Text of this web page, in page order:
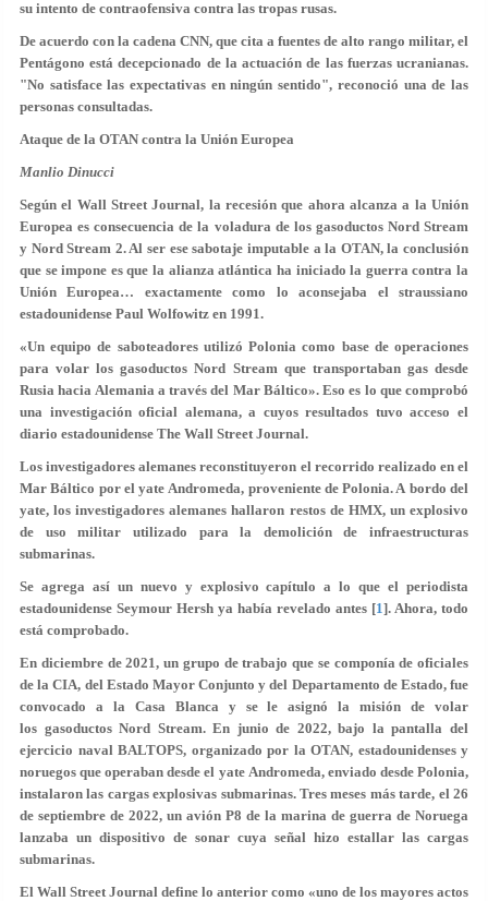
su intento de contraofensiva contra las tropas rusas.
De acuerdo con la cadena CNN, que cita a fuentes de alto rango militar, el
Pentágono está decepcionado de la actuación de las fuerzas ucranianas.
"No satisface las expectativas en ningún sentido", reconoció una de las
personas consultadas.
Ataque de la OTAN contra la Unión Europea
Manlio Dinucci
Según el Wall Street Journal, la recesión que ahora alcanza a la Unión
Europea es consecuencia de la voladura de los gasoductos Nord Stream
y Nord Stream 2. Al ser ese sabotaje imputable a la OTAN, la conclusión
que se impone es que la alianza atlántica ha iniciado la guerra contra la
Unión Europea… exactamente como lo aconsejaba el straussiano
estadounidense Paul Wolfowitz en 1991.
«Un equipo de saboteadores utilizó Polonia como base de operaciones
para volar los gasoductos Nord Stream que transportaban gas desde
Rusia hacia Alemania a través del Mar Báltico». Eso es lo que comprobó
una investigación oficial alemana, a cuyos resultados tuvo acceso el
diario estadounidense The Wall Street Journal.
Los investigadores alemanes reconstituyeron el recorrido realizado en el
Mar Báltico por el yate Andromeda, proveniente de Polonia. A bordo del
yate, los investigadores alemanes hallaron restos de HMX, un explosivo
de uso militar utilizado para la demolición de infraestructuras
submarinas.
Se agrega así un nuevo y explosivo capítulo a lo que el periodista
estadounidense Seymour Hersh ya había revelado antes [1]. Ahora, todo
está comprobado.
En diciembre de 2021, un grupo de trabajo que se componía de oficiales
de la CIA, del Estado Mayor Conjunto y del Departamento de Estado, fue
convocado a la Casa Blanca y se le asignó la misión de volar
los gasoductos Nord Stream. En junio de 2022, bajo la pantalla del
ejercicio naval BALTOPS, organizado por la OTAN, estadounidenses y
noruegos que operaban desde el yate Andromeda, enviado desde Polonia,
instalaron las cargas explosivas submarinas. Tres meses más tarde, el 26
de septiembre de 2022, un avión P8 de la marina de guerra de Noruega
lanzaba un dispositivo de sonar cuya señal hizo estallar las cargas
submarinas.
El Wall Street Journal define lo anterior como «uno de los mayores actos